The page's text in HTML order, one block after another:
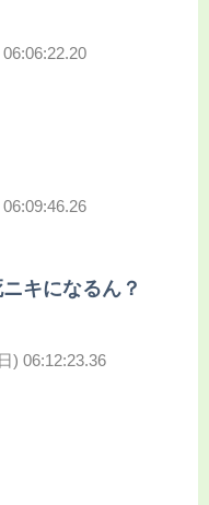
キになるん？
) 06:12:23.36